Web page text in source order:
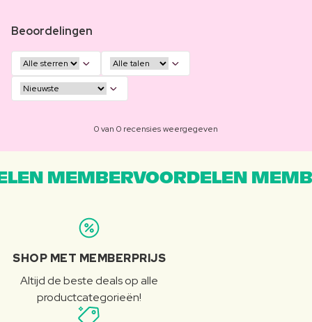
Beoordelingen
0 van 0 recensies weergegeven
MEMBERVOORDELEN
SHOP MET MEMBERPRIJS
Altijd de beste deals op alle
productcategorieën!